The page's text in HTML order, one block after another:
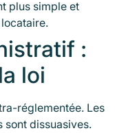
plus simple et
:
loi
réglementée. Les
sont dissuasives.